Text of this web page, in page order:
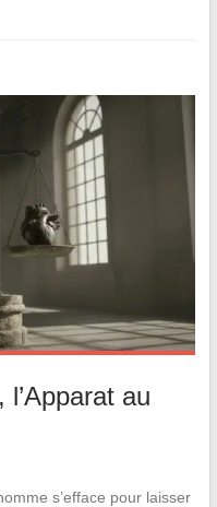
au
s’efface pour laisser